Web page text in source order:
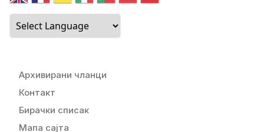
Архивирани чланци
Контакт
Бирачки списак
Мапа сајта